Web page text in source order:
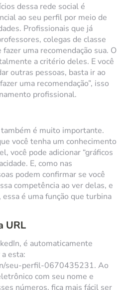
dessa rede social é
ao seu perfil por meio de
Profissionais que já
colegas de classe
uma recomendação sua. O
a critério deles. E você
outras pessoas, basta ir ao
uma recomendação”, isso
profissional.
é muito importante.
você tenha um conhecimento
você pode adicionar “gráficos
E, como nas
podem confirmar se você
competência ao ver delas, e
é uma função que turbina
URL
é automaticamente
esta:
seu-perfil-0670435231. Ao
com seu nome e
números, fica mais fácil ser